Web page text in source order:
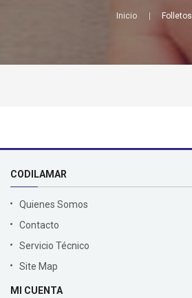
Inicio Folletos
CODILAMAR
Quienes Somos
Contacto
Servicio Técnico
Site Map
MI CUENTA